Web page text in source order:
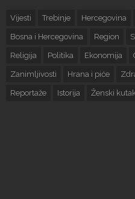
Vijesti Trebinje Hercegovina
Bosna i Hercegovina Region
Religija Politika Ekonomija
Zanimljivosti Hrana i piće
Reportaže Istorija Ženski